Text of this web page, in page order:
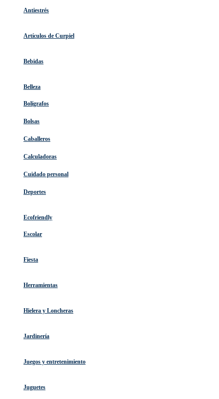
Antiestrés
Artículos de Curpiel
Bebidas
Belleza
Bolígrafos
Bolsas
Caballeros
Calculadoras
Cuidado personal
Deportes
Ecofriendly
Escolar
Fiesta
Herramientas
Hielera y Loncheras
Jardinería
Juegos y entretenimiento
Juguetes